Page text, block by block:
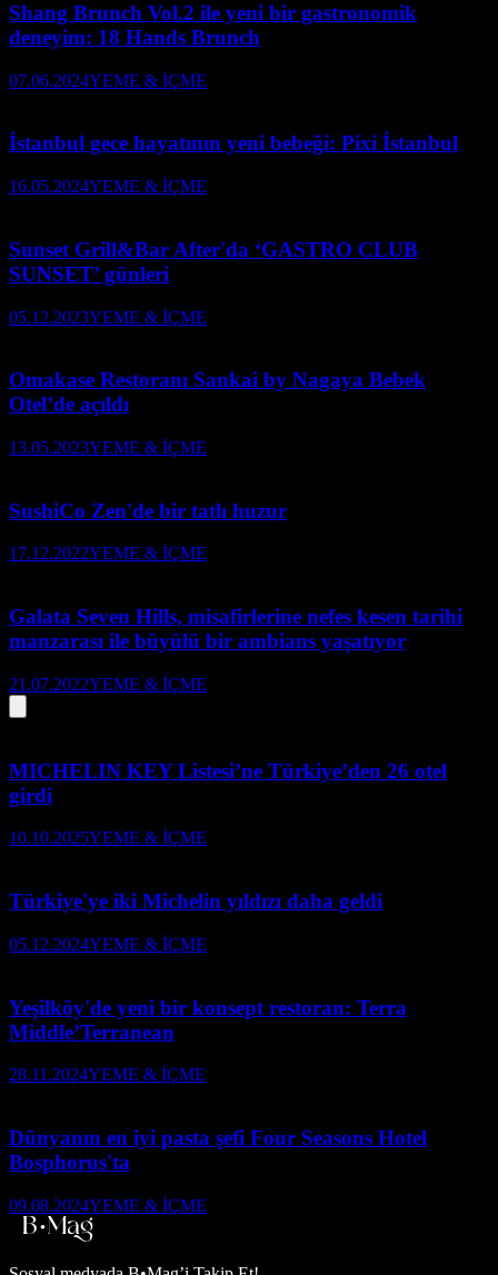
Shang Brunch Vol.2 ile yeni bir gastronomik
deneyim: 18 Hands Brunch
07.06.2024YEME & İÇME
İstanbul gece hayatının yeni bebeği: Pixi İstanbul
16.05.2024YEME & İÇME
Sunset Grill&Bar After'da ‘GASTRO CLUB
SUNSET’ günleri
05.12.2023YEME & İÇME
Omakase Restoranı Sankai by Nagaya Bebek
Otel’de açıldı
13.05.2023YEME & İÇME
SushiCo Zen'de bir tatlı huzur
17.12.2022YEME & İÇME
Galata Seven Hills, misafirlerine nefes kesen tarihi
manzarası ile büyülü bir ambians yaşatıyor
21.07.2022YEME & İÇME
MICHELIN KEY Listesi’ne Türkiye’den 26 otel
girdi
10.10.2025YEME & İÇME
Türkiye'ye iki Michelin yıldızı daha geldi
05.12.2024YEME & İÇME
Yeşilköy'de yeni bir konsept restoran: Terra
Middle’Terranean
28.11.2024YEME & İÇME
Dünyanın en iyi pasta şefi Four Seasons Hotel
Bosphorus'ta
09.08.2024YEME & İÇME